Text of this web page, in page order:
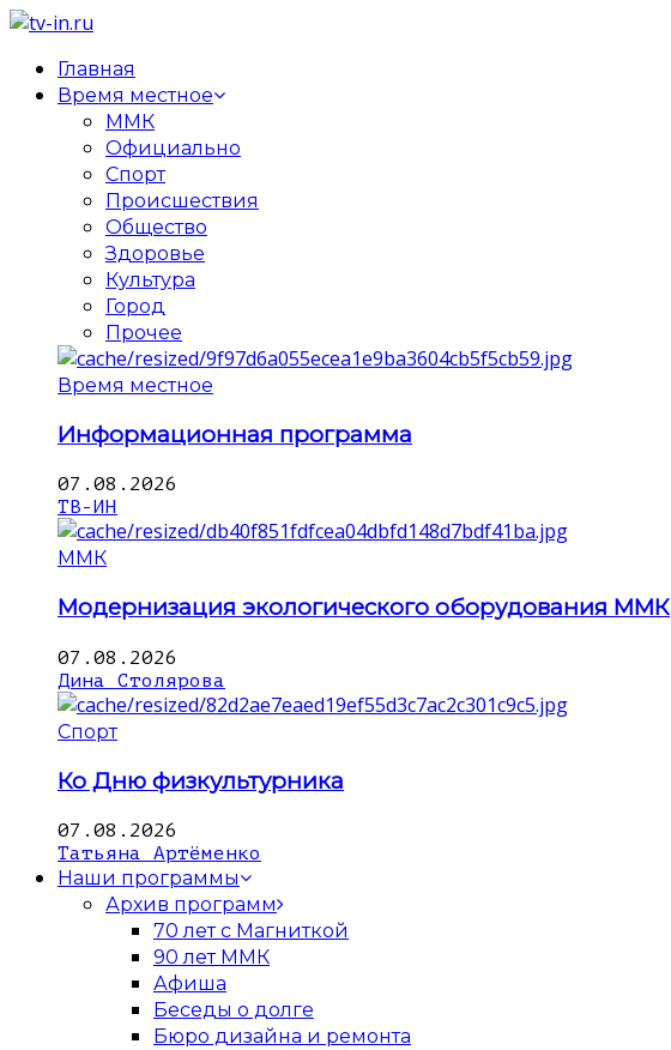
Главная
Время местное
ММК
Официально
Спорт
Происшествия
Общество
Здоровье
Культура
Город
Прочее
Время местное
Информационная программа
07.08.2026
ТВ-ИН
ММК
Модернизация экологического оборудования ММК
07.08.2026
Дина Столярова
Спорт
Ко Дню физкультурника
07.08.2026
Татьяна Артёменко
Наши программы
Архив программ
70 лет с Магниткой
90 лет ММК
Афиша
Беседы о долге
Бюро дизайна и ремонта